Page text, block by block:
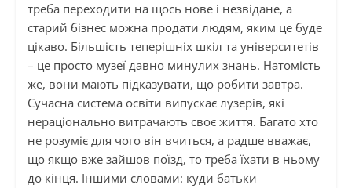
треба переходити на щось нове і незвідане, а
старий бізнес можна продати людям, яким це буде
цікаво. Більшість теперішніх шкіл та університетів
– це просто музеї давно минулих знань. Натомість
же, вони мають підказувати, що робити завтра.
Сучасна система освіти випускає лузерів, які
нераціонально витрачають своє життя. Багато хто
не розуміє для чого він вчиться, а радше вважає,
що якщо вже зайшов поїзд, то треба їхати в ньому
до кінця. Іншими словами: куди батьки